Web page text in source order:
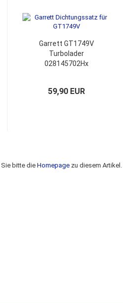
Garrett GT1749V
Turbolader
028145702Hx
59,90 EUR
bitte die Homepagezu diesem Artikel.